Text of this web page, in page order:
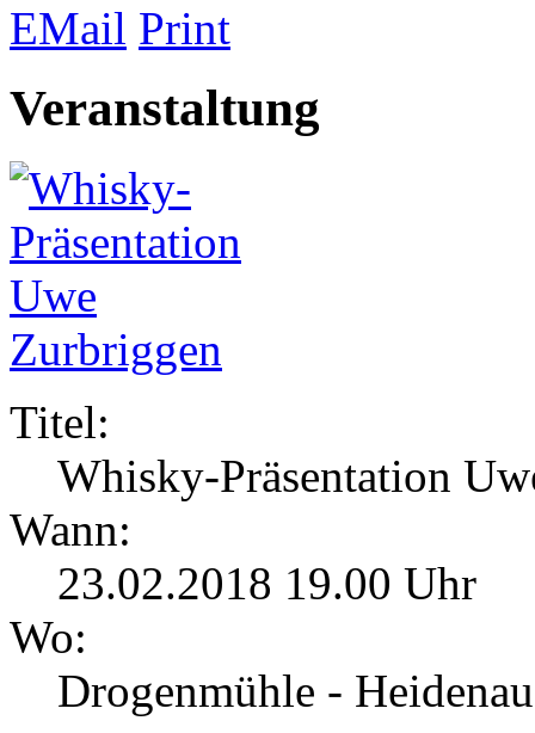
EMail Print
Veranstaltung
Titel:
Whisky-Präsentation
Wann:
23.02.2018 19.00 Uhr
Wo:
Drogenmühle - Heidenau